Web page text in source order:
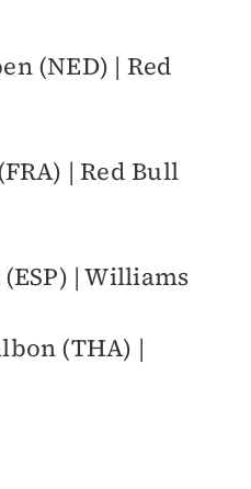
(NED) | Red
| Red Bull
| Williams
(THA) |